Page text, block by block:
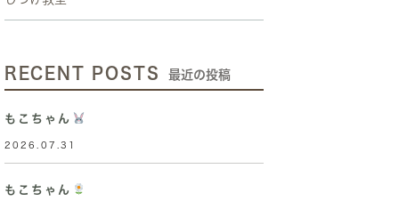
RECENT POSTS 最近の投稿
もこちゃん
2026.07.31
もこちゃん